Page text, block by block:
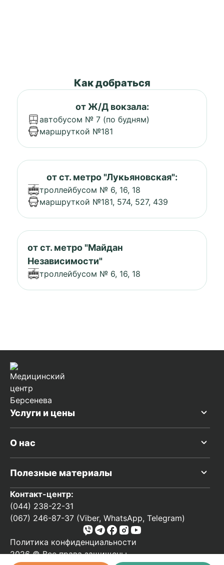
Как добраться
от Ж/Д вокзала:
автобусом № 7 (по будням)
маршруткой №181
от ст. метро "Лукьяновская":
троллейбусом № 6, 16, 18
маршруткой №181, 574, 527, 439
от ст. метро "Майдан
Независимости"
троллейбусом № 6, 16, 18
Услуги и цены
О нас
Полезные материалы
Контакт-центр:
(044) 238-22-31
(067) 246-87-37 (Viber, WhatsApp, Telegram)
Политика конфиденциальности
2026 © Все права защищены